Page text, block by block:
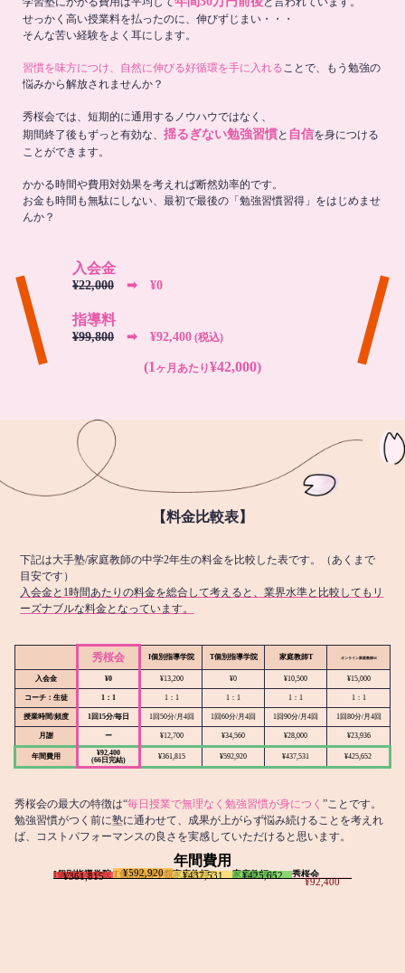
せっかく高い授業料を払ったのに、伸びずじまい・・・
そんな苦い経験をよく耳にします。
習慣を味方につけ、自然に伸びる好循環を手に入れることで、もう勉強の
悩みから解放されませんか？
秀桜会では、短期的に通用するノウハウではなく、
期間終了後もずっと有効な、 揺るぎない勉強習慣と 自信を身につける
ことができます。
かかる時間や費用対効果を考えれば断然効率的です。
お金も時間も無駄にしない、最初で最後の「勉強習慣習得」をはじめませ
んか？
入会金
¥22,000 ➡︎ ¥0
指導料
¥99,800 ➡︎ ¥92,400 (税込)
(1 ヶ月あたり¥42,000)
【料金比較表】
下記は大手塾/家庭教師の中学2年生の料金を比較した表です。（あくまで
目安です）
入会金と1時間あたりの料金を総合して考えると、業界水準と比較してもリ
ーズナブルな料金となっています。
秀桜会 I個別指導学院 T個別指導学院 家庭教師T オンライン家庭教師M
入会金 ¥0 ¥13,200 ¥0 ¥10,500 ¥15,000
コーチ：生徒 1：1 1：1 1：1 1：1 1：1
授業時間/頻度 1回15分/毎日 1回50分/月4回 1回60分/月4回 1回90分/月4回 1回80分/月4回
月謝 ー ¥12,700 ¥34,560 ¥28,000 ¥23,936
年間費用
¥92,400
(66日完結)
¥361,815 ¥592,920 ¥437,531 ¥425,652
秀桜会の最大の特徴は“毎日授業で無理なく勉強習慣が身につく ”ことです。
勉強習慣がつく前に塾に通わせて、成果が上がらず悩み続けることを考えれ
ば、コストパフォーマンスの良さを実感していただけると思います。
年間費用
I個別指導学院
¥361,815 T個別指導学院
¥592,920 家庭教師T
¥437,531 家庭教師M
¥425,652 秀桜会
¥92,400